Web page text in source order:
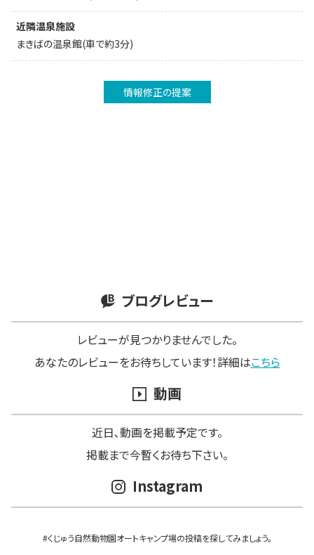
近隣温泉施設
まきばの温泉館(車で約3分)
情報修正の提案
ブログレビュー
レビューが見つかりませんでした。
あなたのレビューをお待ちしています！詳細はこちら
動画
近日､動画を掲載予定です。
掲載まで今暫くお待ち下さい。
Instagram
#くじゅう自然動物園オートキャンプ場の投稿を探してみましょう。